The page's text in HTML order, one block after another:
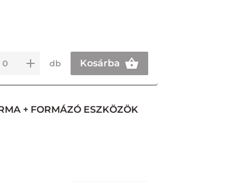
db Kosárba
+ FORMÁZÓ ESZKÖZÖK